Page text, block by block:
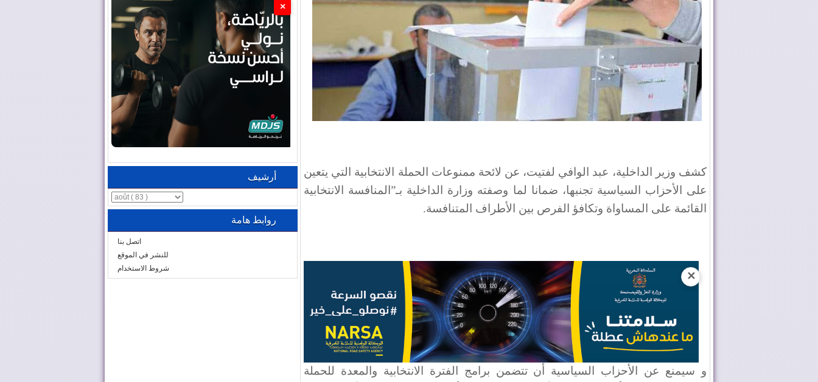
كشف وزير الداخلية، عبد الوافي لفتيت، عن لائحة ممنوعات الحملة الانتخابية التي يتعين
على الأحزاب السياسية تجنبها، ضمانا لما وصفته وزارة الداخلية بـ”المنافسة الانتخابية
القائمة على المساواة وتكافؤ الفرص بين الأطراف المتنافسة.
✕
و سيمنع عن الأحزاب السياسية أن تتضمن برامج الفترة الانتخابية والمعدة للحملة
×
أرشيف
روابط هامة
اتصل بنا
للنشر في الموقع
شروط الاستخدام